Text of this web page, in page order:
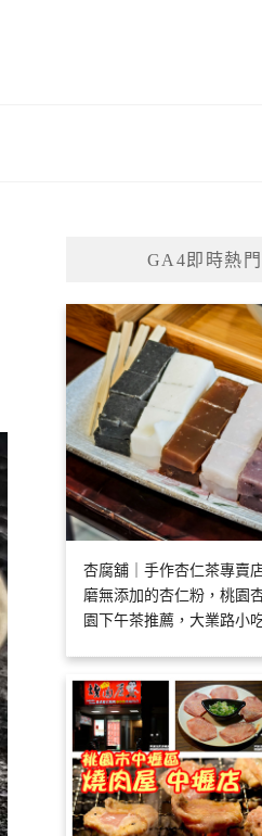
GA4即時熱
杏腐舖｜手作杏仁茶專賣
磨無添加的杏仁粉，桃園
園下午茶推薦，大業路小